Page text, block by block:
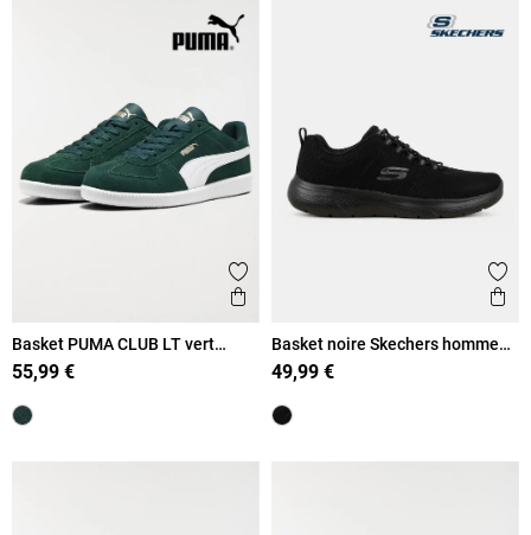
Ajouter aux favoris
Aperçu rapide
Basket PUMA CLUB LT vert
homme (41-46)
55,99 €
Basket noire Skechers homme
(41-46)
49,99 €